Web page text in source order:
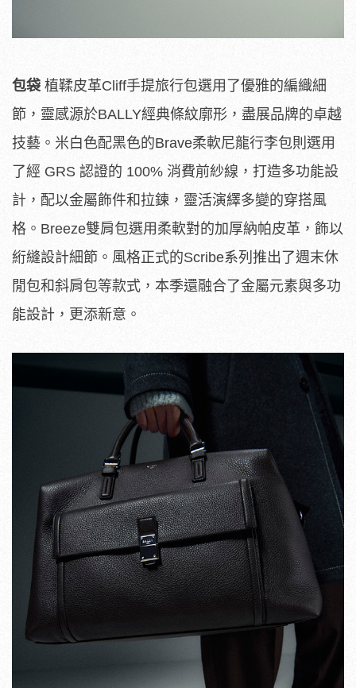
包袋 植鞣皮革Cliff手提旅行包選用了優雅的編織細
節，靈感源於BALLY經典條紋廓形，盡展品牌的卓越
技藝。米白色配黑色的Brave柔軟尼龍行李包則選用
了經 GRS 認證的 100% 消費前紗線，打造多功能設
計，配以金屬飾件和拉鍊，靈活演繹多變的穿搭風
格。Breeze雙肩包選用柔軟對的加厚納帕皮革，飾以
絎縫設計細節。風格正式的Scribe系列推出了週末休
閒包和斜肩包等款式，本季還融合了金屬元素與多功
能設計，更添新意。